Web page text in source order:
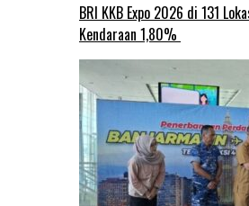
BRI KKB Expo 2026 di 131
Kendaraan 1,80%